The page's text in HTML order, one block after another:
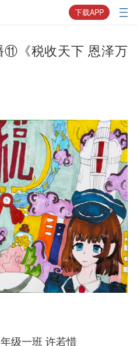
下载APP
⑪《税收天下 恩泽万
级一班 许若惜